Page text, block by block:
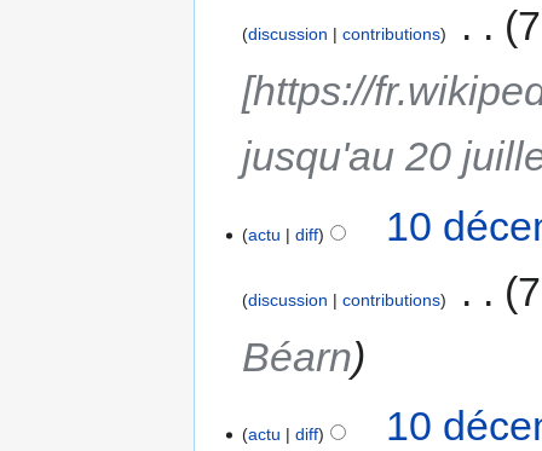
discussion contributions
[https://
jusqu'au 20
actu diff 10
discussion contributions
Béarn
actu diff 10